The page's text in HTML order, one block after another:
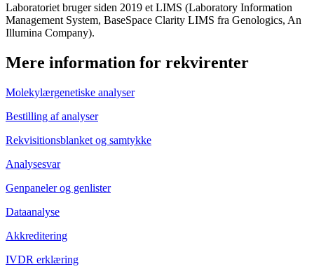
Laboratoriet bruger siden 2019 et LIMS (Laboratory Information
Management System, BaseSpace Clarity LIMS fra Genologics, An
Illumina Company).
Mere information for rekvirenter
Molekylærgenetiske analyser
Bestilling af analyser
Rekvisitionsblanket og samtykke
Analysesvar
Genpaneler og genlister
Dataanalyse
Akkreditering
IVDR erklæring